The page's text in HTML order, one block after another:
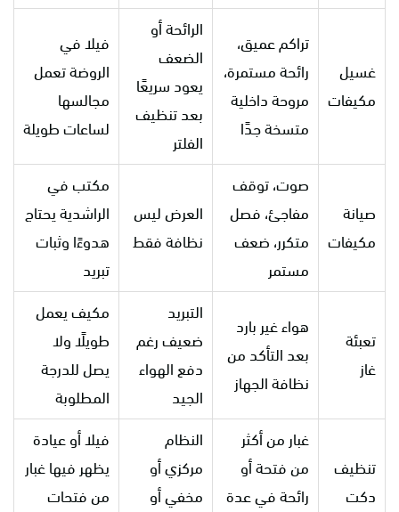
غسيل
مكيفات
تراكم عميق،
رائحة مستمرة،
مروحة داخلية
متسخة جدًا
الرائحة أو
الضعف
يعود سريعًا
بعد تنظيف
الفلتر
فيلا في
الروضة تعمل
مجالسها
لساعات طويلة
صيانة
مكيفات
صوت، توقف
مفاجئ، فصل
متكرر، ضعف
مستمر
العرض ليس
نظافة فقط
مكتب في
الراشدية يحتاج
هدوءًا وثبات
تبريد
تعبئة
غاز
هواء غير بارد
بعد التأكد من
نظافة الجهاز
التبريد
ضعيف رغم
دفع الهواء
الجيد
مكيف يعمل
طويلًا ولا
يصل للدرجة
المطلوبة
تنظيف
دكت
غبار من أكثر
من فتحة أو
رائحة في عدة
النظام
مركزي أو
مخفي أو
فيلا أو عيادة
يظهر فيها غبار
من فتحات